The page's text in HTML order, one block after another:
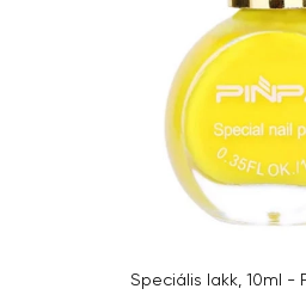
Speciális lakk, 10ml -